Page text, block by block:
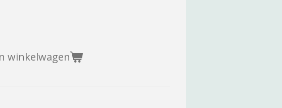
winkelwagen